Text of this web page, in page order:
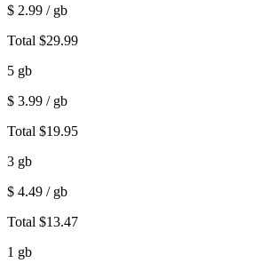
$ 2.99 / gb
Total $29.99
5 gb
$ 3.99 / gb
Total $19.95
3 gb
$ 4.49 / gb
Total $13.47
1 gb